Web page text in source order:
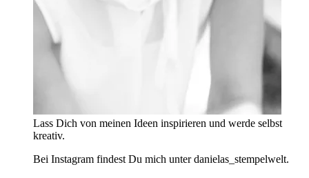
Lass Dich von meinen Ideen inspirieren und werde selbst
kreativ.
Bei Instagram findest Du mich unter danielas_stempelwelt.